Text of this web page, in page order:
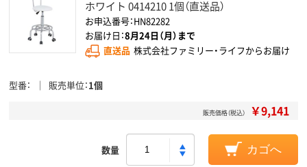
ホワイト 0414210 1個（直送品）
お申込番号：HN82282
お届け日：8月24日（月）まで
直送品 株式会社ファミリー・ライフからお届け
型番 販売単位 1個
販売価格（税込） ￥9,141
数量 カゴへ